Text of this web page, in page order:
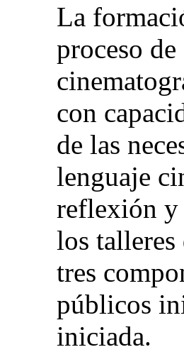
La
proceso
con
de las
lenguaje
reflexión y
los talleres
tres
públicos
iniciada.